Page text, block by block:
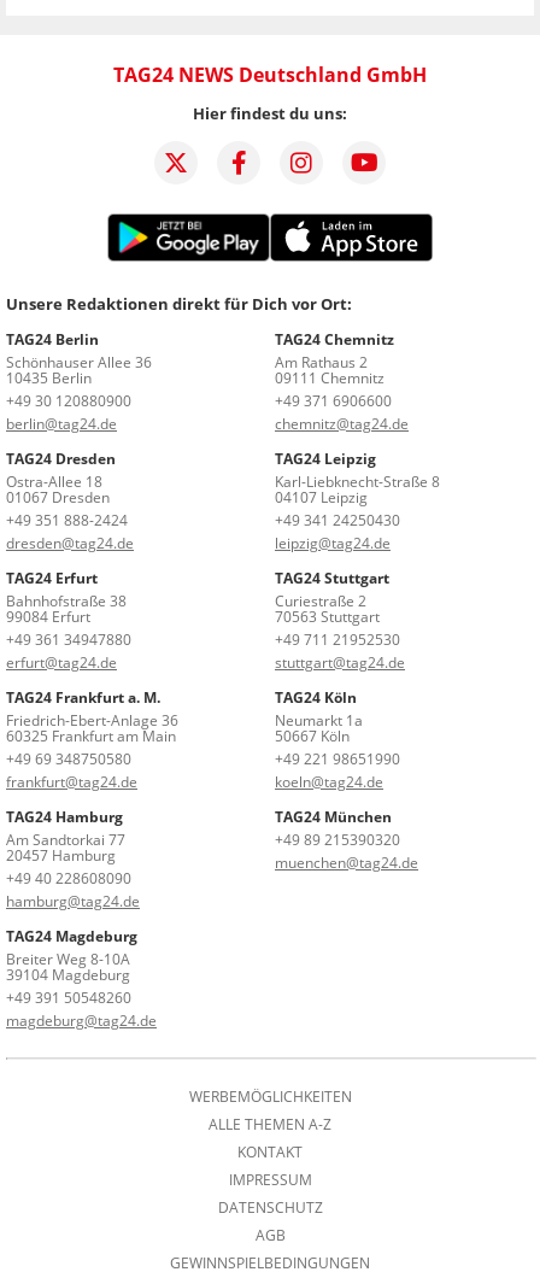
TAG24 NEWS Deutschland GmbH
Hier findest du uns:
Unsere Redaktionen direkt für Dich vor Ort:
TAG24 Berlin
Schönhauser Allee 36
10435 Berlin
+49 30 120880900
berlin@tag24.de
TAG24 Chemnitz
Am Rathaus 2
09111 Chemnitz
+49 371 6906600
chemnitz@tag24.de
TAG24 Dresden
Ostra-Allee 18
01067 Dresden
+49 351 888-2424
dresden@tag24.de
TAG24 Leipzig
Karl-Liebknecht-Straße 8
04107 Leipzig
+49 341 24250430
leipzig@tag24.de
TAG24 Erfurt
Bahnhofstraße 38
99084 Erfurt
+49 361 34947880
erfurt@tag24.de
TAG24 Stuttgart
Curiestraße 2
70563 Stuttgart
+49 711 21952530
stuttgart@tag24.de
TAG24 Frankfurt a. M.
Friedrich-Ebert-Anlage 36
60325 Frankfurt am Main
+49 69 348750580
frankfurt@tag24.de
TAG24 Köln
Neumarkt 1a
50667 Köln
+49 221 98651990
koeln@tag24.de
TAG24 Hamburg
Am Sandtorkai 77
20457 Hamburg
+49 40 228608090
hamburg@tag24.de
TAG24 München
+49 89 215390320
muenchen@tag24.de
TAG24 Magdeburg
Breiter Weg 8-10A
39104 Magdeburg
+49 391 50548260
magdeburg@tag24.de
WERBEMÖGLICHKEITEN
ALLE THEMEN A-Z
KONTAKT
IMPRESSUM
DATENSCHUTZ
AGB
GEWINNSPIELBEDINGUNGEN